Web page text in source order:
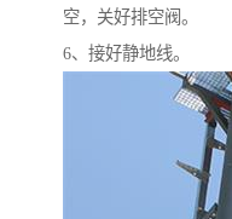
空，关好排空阀。
6、接好静地线。